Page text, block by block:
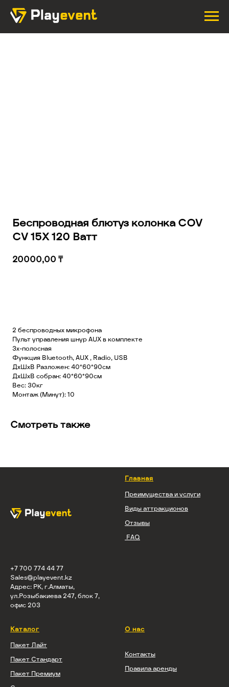
Беспроводная блютуз колонка COV
CV 15X 120 Ватт
20000,00 ₸
2 беспроводных микрофона
Пульт управления шнур AUX в комплекте
3х-полосная
Функция Bluetooth, AUX , Radio, USB
ДхШхВ Разложен: 40*60*90см
ДхШхВ собран: 40*60*90см
Вес: 30кг
Монтаж (Минут): 10
Смотреть также
+7 700 774 44 77
Sales@playevent.kz
Адрес: РК, г.Алматы,
ул.Розыбакиева 247, блок 7,
офис 203
Главная
Преимущества и услуги
Виды аттракционов
Отзывы
FAQ
Каталог
Пакет Лайт
Пакет Стандарт
Пакет Премиум
О нас
Контакты
Правила аренды